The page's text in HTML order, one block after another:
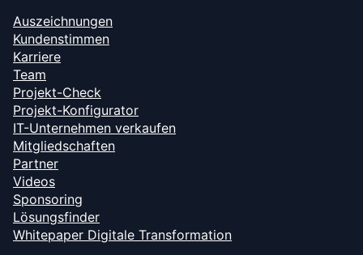
Auszeichnungen
Kundenstimmen
Karriere
Team
Projekt-Check
Projekt-Konfigurator
IT-Unternehmen verkaufen
Mitgliedschaften
Partner
Videos
Sponsoring
Lösungsfinder
Whitepaper Digitale Transformation